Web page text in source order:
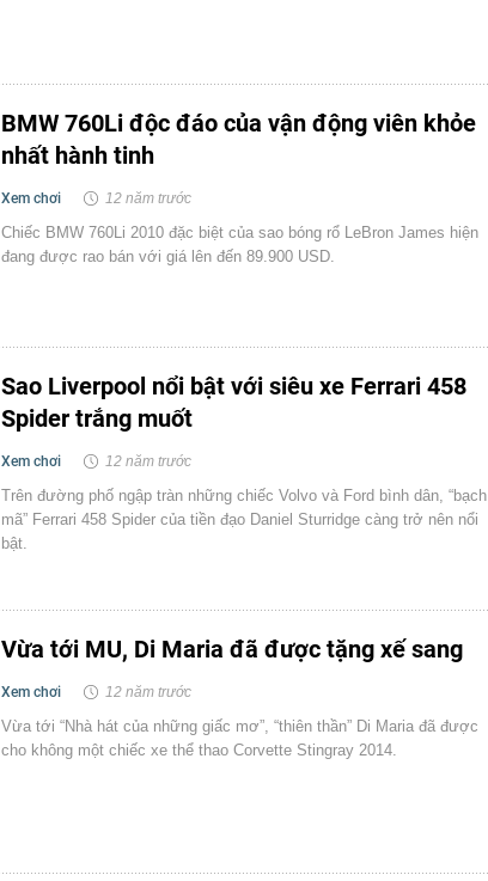
BMW 760Li độc đáo của vận động viên khỏe
nhất hành tinh
Xem chơi 12 năm trước
Chiếc BMW 760Li 2010 đặc biệt của sao bóng rổ LeBron James hiện
đang được rao bán với giá lên đến 89.900 USD.
Sao Liverpool nổi bật với siêu xe Ferrari 458
Spider trắng muốt
Xem chơi 12 năm trước
Trên đường phố ngập tràn những chiếc Volvo và Ford bình dân, “bạch
mã” Ferrari 458 Spider của tiền đạo Daniel Sturridge càng trở nên nổi
bật.
Vừa tới MU, Di Maria đã được tặng xế sang
Xem chơi 12 năm trước
Vừa tới “Nhà hát của những giấc mơ”, “thiên thần” Di Maria đã được
cho không một chiếc xe thể thao Corvette Stingray 2014.